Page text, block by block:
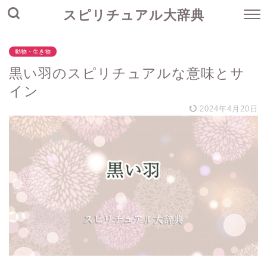
スピリチュアル大辞典
動物・生き物
黒い羽のスピリチュアルな意味とサ
イン
2024年4月20日